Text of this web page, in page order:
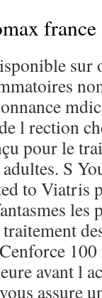
france
sur
l rection
pour le
S
to Viatris
les
avant l
assure